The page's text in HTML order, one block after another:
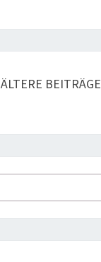
ÄLTERE BEITRÄGE